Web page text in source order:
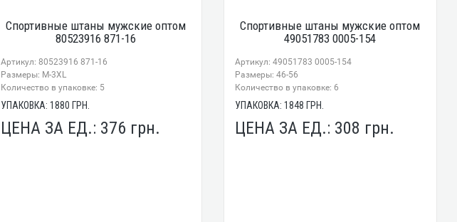
Спортивные штаны мужские оптом
80523916 871-16
Артикул: 80523916 871-16
Размеры: М-3XL
Количество в упаковке: 5
УПАКОВКА: 1880 ГРН.
ЦЕНА ЗА ЕД.: 376 грн.
Спортивные штаны мужские оптом
49051783 0005-154
Артикул: 49051783 0005-154
Размеры: 46-56
Количество в упаковке: 6
УПАКОВКА:1848 ГРН.
ЦЕНА ЗА ЕД.: 308 грн.